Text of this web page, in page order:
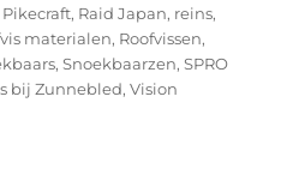
Pikecraft, Raid Japan, reins,
materialen, Roofvissen,
,Snoekbaarzen,SPRO
bij Zunnebled,Vision